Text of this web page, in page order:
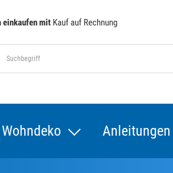
einkaufen mit Kauf auf Rechnung
Wohndeko Anleitungen